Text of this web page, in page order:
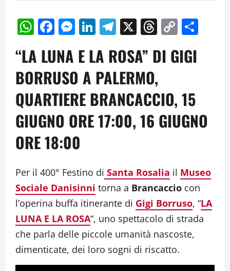
WhatsApp
Facebook
Messenger
LinkedIn
Telegram
X Threads
Copy
“LA LUNA E LA ROSA” DI GIGI
BORRUSO A PALERMO,
QUARTIERE BRANCACCIO, 15
GIUGNO ORE 17:00, 16 GIUGNO
ORE 18:00
Per il 400° Festino di Santa Rosalia il Museo
Sociale Danisinni torna a Brancaccio con
l’operina buffa itinerante di Gigi Borruso, “LA
LUNA E LA ROSA“, uno spettacolo di strada
che parla delle piccole umanità nascoste,
dimenticate, dei loro sogni di riscatto.